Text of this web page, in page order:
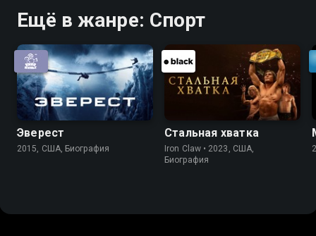
Ещё в жанре: Спорт
Эверест
2015, США, Биография
Стальная хватка
Iron Claw • 2023, США,
Биография